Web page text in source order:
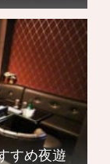
すめ夜遊